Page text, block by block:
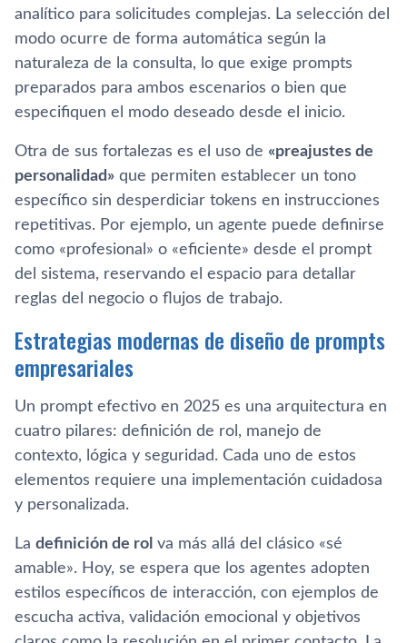
analítico para solicitudes complejas. La selección del
modo ocurre de forma automática según la
naturaleza de la consulta, lo que exige prompts
preparados para ambos escenarios o bien que
especifiquen el modo deseado desde el inicio.
Otra de sus fortalezas es el uso de «preajustes de
personalidad» que permiten establecer un tono
específico sin desperdiciar tokens en instrucciones
repetitivas. Por ejemplo, un agente puede definirse
como «profesional» o «eficiente» desde el prompt
del sistema, reservando el espacio para detallar
reglas del negocio o flujos de trabajo.
Estrategias modernas de diseño de prompts
empresariales
Un prompt efectivo en 2025 es una arquitectura en
cuatro pilares: definición de rol, manejo de
contexto, lógica y seguridad. Cada uno de estos
elementos requiere una implementación cuidadosa
y personalizada.
La definición de rol va más allá del clásico «sé
amable». Hoy, se espera que los agentes adopten
estilos específicos de interacción, con ejemplos de
escucha activa, validación emocional y objetivos